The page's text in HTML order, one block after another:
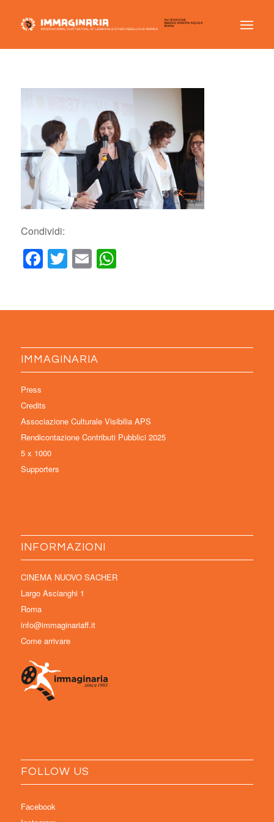
Condividi:
Facebook
Twitter
EmailWhatsApp
IMMAGINARIA
Press
Credits
Associazione Culturale Visibilia APS
Rendicontazione Contributi Pubblici 2025
5 x 1000
Supporters
INFORMAZIONI
CINEMA NUOVO SACHER
Largo Ascianghi 1
Roma
info@immaginariaff.it
Come arrivare
FOLLOW US
Facebook